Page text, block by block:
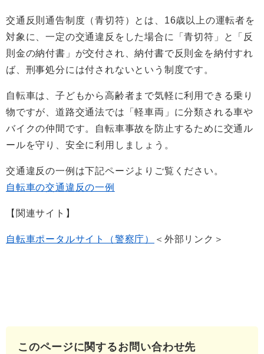
交通反則通告制度（青切符）とは、16歳以上の運転者を
対象に、一定の交通違反をした場合に「青切符」と「反
則金の納付書」が交付され、納付書で反則金を納付すれ
ば、刑事処分には付されないという制度です。
自転車は、子どもから高齢者まで気軽に利用できる乗り
物ですが、道路交通法では「軽車両」に分類される車や
バイクの仲間です。自転車事故を防止するために交通ル
ールを守り、安全に利用しましょう。
交通違反の一例は下記ページよりご覧ください。
自転車の交通違反の一例
【関連サイト】
自転車ポータルサイト（警察庁） ＜外部リンク＞
このページに関するお問い合わせ先